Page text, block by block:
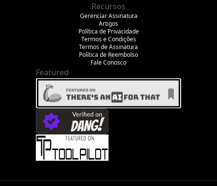
Recursos
Gerenciar Assinatura
Artigos
Política de Privacidade
Termos e Condições
Termos de Assinatura
Política de Reembolso
Fale Conosco
Featured